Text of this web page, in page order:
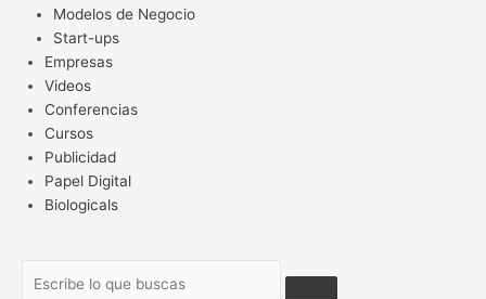
Modelos de Negocio
Start-ups
Empresas
Videos
Conferencias
Cursos
Publicidad
Papel Digital
Biologicals